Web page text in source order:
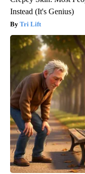
Instead (It's Genius)
Tri Lift